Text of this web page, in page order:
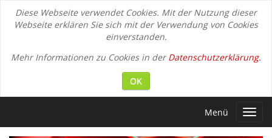
Diese Webseite verwendet Cookies. Mit der Nutzung dieser
Webseite erklären Sie sich mit der Verwendung von Cookies
einverstanden.
Mehr Informationen zu Cookies in derDatenschutzerklärung.
OK
Menü